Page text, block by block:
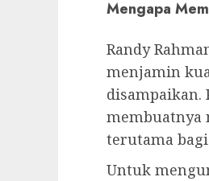
Mengapa
Randy
menjamin
disampaikan.
membuatnya
terutama
Untuk